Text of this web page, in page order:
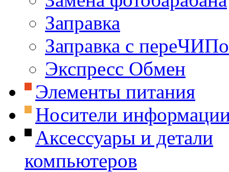
Заправка
Заправка с
Экспресс Обмен
Элементы питания
Носители
Аксессуары и детали
компьютеров